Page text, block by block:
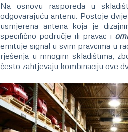
Na osnovu rasporeda u
odgovarajuću antenu. Postoje
usmjerena antena koja je
specifično područje ili pravac i
emituje signal u svim pravcima u
rješenja u mnogim skladištima,
često zahtjevaju kombinaciju ove